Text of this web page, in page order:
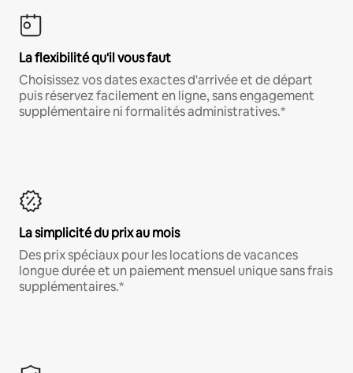
La flexibilité qu'il vous faut
Choisissez vos dates exactes d'arrivée et de départ
puis réservez facilement en ligne, sans engagement
supplémentaire ni formalités administratives.*
La simplicité du prix au mois
Des prix spéciaux pour les locations de vacances
longue durée et un paiement mensuel unique sans frais
supplémentaires.*